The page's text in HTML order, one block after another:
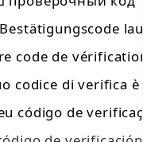
code de
codice di verifica è
código de